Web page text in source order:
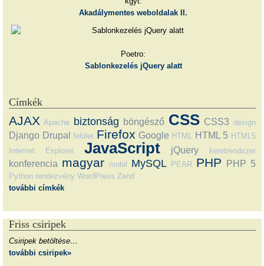
Akadálymentes weboldalak II.
Poetro:
Sablonkezelés jQuery alatt
Címkék
AJAX Apache biztonság böngésző CSS CSS3 design
Django Drupal felület Firefox Google HTML HTML 5 HTML5
Internet Explorer
JavaScript jQuery keretrendszer
konferencia magyar mobil MySQL PEAR PHP PHP 5
Python rendezvény WordPress Zend
további címkék
Friss csiripek
Csiripek betöltése…
további csiripek»